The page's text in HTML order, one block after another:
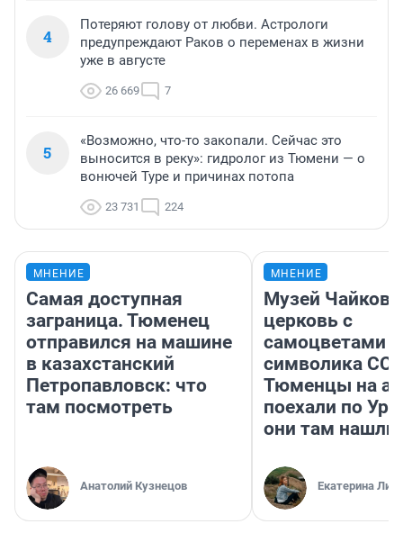
4
Потеряют голову от любви. Астрологи
предупреждают Раков о переменах в жизни
уже в августе
26 669 7
5
«Возможно, что-то закопали. Сейчас это
выносится в реку»: гидролог из Тюмени — о
вонючей Туре и причинах потопа
23 731 224
МНЕНИЕ
Самая доступная
заграница. Тюменец
отправился на машине
в казахстанский
Петропавловск: что
там посмотреть
Анатолий Кузнецов
МНЕНИЕ
Музей
церковь с
самоцветами
символика
Тюменцы на
поехали по
они там нашли
Екатерина